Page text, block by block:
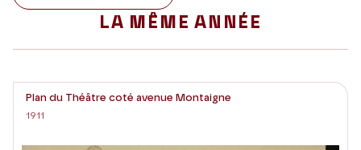
LA MÊME ANNÉE
Plan du Théâtre coté avenue Montaigne
1911